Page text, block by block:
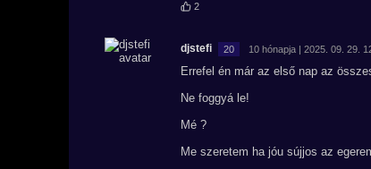
2
djstefi 20 10 hónapja | 2025. 09. 29.
Errefel én már az első nap az
Ne foggyá le!
Mé ?
Me szeretem ha jóu sújjos az